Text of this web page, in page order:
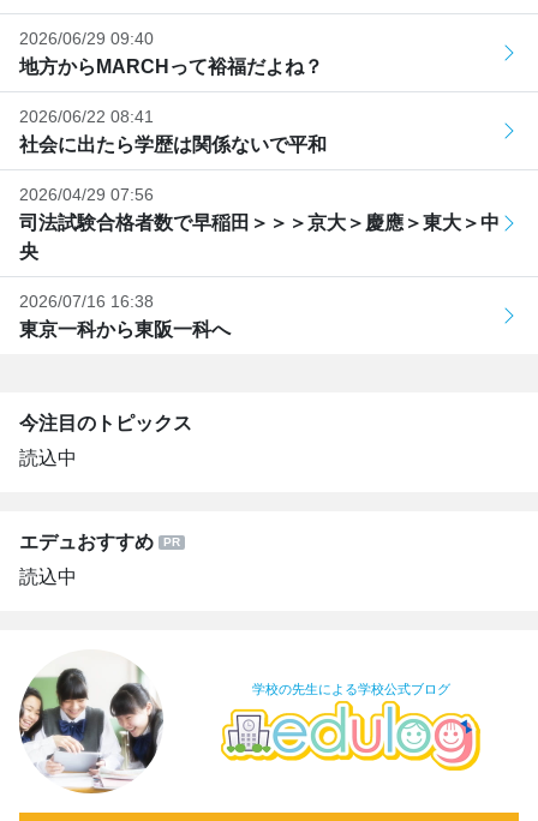
2026/06/29 09:40
地方からMARCHって裕福だよね？
2026/06/22 08:41
社会に出たら学歴は関係ないで平和
2026/04/29 07:56
司法試験合格者数で早稲田＞＞＞京大＞慶應＞東大＞中
央
2026/07/16 16:38
東京一科から東阪一科へ
今注目のトピックス
読込中
エデュおすすめ
読込中
学校の先生による学校公式ブログ